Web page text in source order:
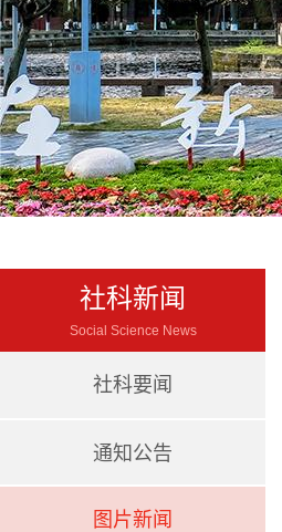
社科新闻
Social Science News
社科要闻
通知公告
图片新闻